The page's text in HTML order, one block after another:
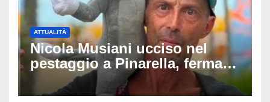
ATTUALITÀ
Nicola Musiani ucciso nel
pestaggio a Pinarella, fermati
quattro giovani: la svolta
dopo video, intercettazioni e